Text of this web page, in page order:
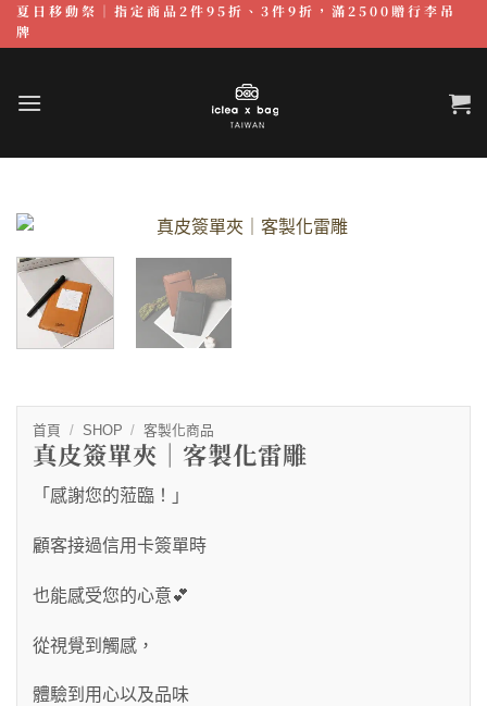
夏日移動祭｜指定商品2件95折、3件9折，滿2500贈行李吊
牌
首頁 / SHOP / 客製化商品
真皮簽單夾｜客製化雷雕
「感謝您的蒞臨！」
顧客接過信用卡簽單時
也能感受您的心意💕
從視覺到觸感，
體驗到用心以及品味